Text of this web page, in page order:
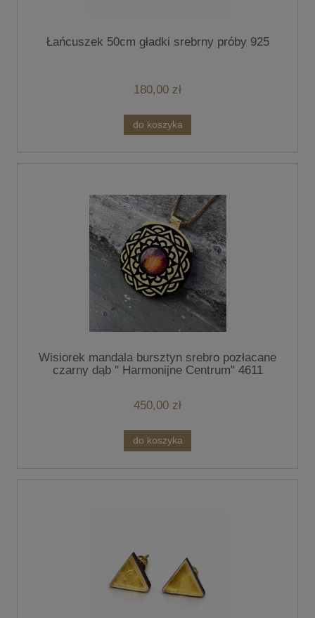
Łańcuszek 50cm gładki srebrny próby 925
180,00 zł
do koszyka
Wisiorek mandala bursztyn srebro pozłacane
czarny dąb " Harmonijne Centrum" 4611
450,00 zł
do koszyka